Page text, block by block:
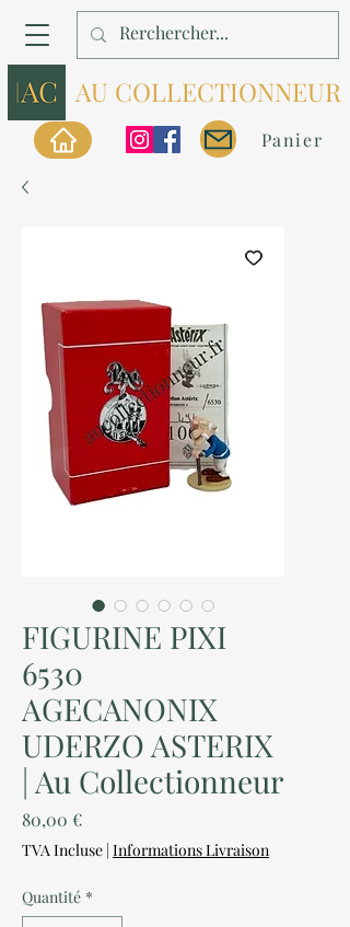
AU COLLECTIONNEUR
Panier
FIGURINE PIXI
6530
AGECANONIX
UDERZO ASTERIX
| Au Collectionneur
80,00 €Prix
TVA Incluse | Informations Livraison
Quantité *